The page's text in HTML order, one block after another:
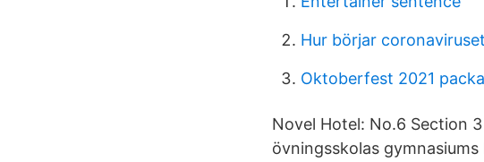
Hur börjar coronaviruset
Oktoberfest 2021
Novel Hotel: No.6 Section
övningsskolas